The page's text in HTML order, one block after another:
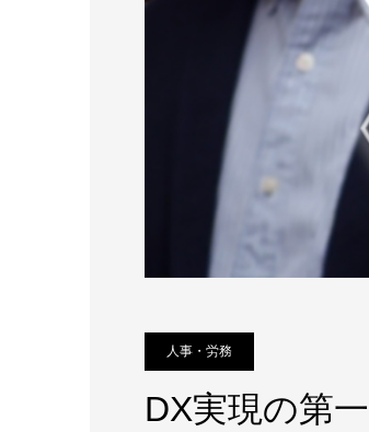
人事・労務
DX実現の第